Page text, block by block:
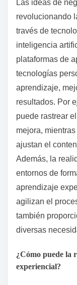
Las ideas de
revolucionando
través de
inteligencia
plataformas de
tecnologías
aprendizaje,
resultados. Por
puede rastrear
mejora,
ajustan el
Además, la
entornos de
aprendizaje
agilizan el
también
diversas
¿Cómo puede la
experiencial?